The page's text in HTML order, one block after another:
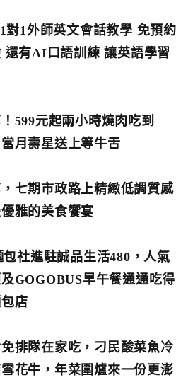
對1外師英文會話教學 免預約
還有AI口語訓練 讓英語學習
599元起兩小時燒肉吃到
月壽星送上等牛舌
七期市政路上精緻低調質感
雅的美食饗宴
社進駐誠品生活480，人氣
GOGOBUS早午餐通通吃得
店
排隊在家吃，刁民酸菜魚冷
花牛，年菜圍爐來一份更澎